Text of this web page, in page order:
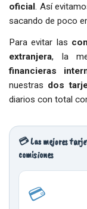
oficial. Así
sacando de poco
Para evitar las
extranjera, la
financieras
nuestras dos
diarios con total
💳 Las mejores
comisiones
💳